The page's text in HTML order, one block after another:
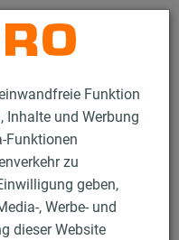
Funktion
Inhalte und Werbung
Funktionen
zu
geben,
, Werbe- und
dieser Website
Kontakt
Praxis-Tipps